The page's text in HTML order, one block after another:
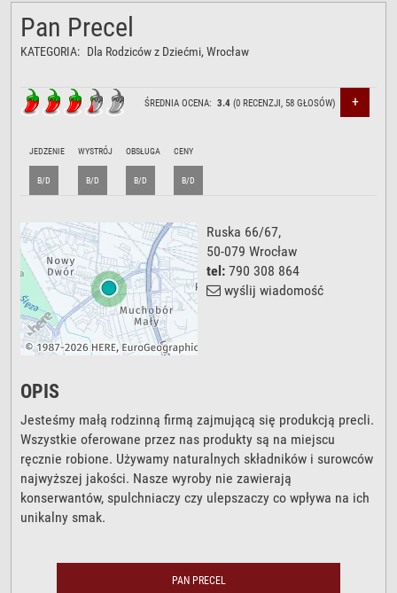
Pan Precel
KATEGORIA: Dla Rodziców z Dziećmi, Wrocław
ŚREDNIA OCENA:3.4 (0 RECENZJI, 58 GŁOSÓW) +
JEDZENIE
B/D
WYSTRÓJ
B/D
OBSŁUGA
B/D
CENY
B/D
Ruska 66/67,
50-079 Wrocław
tel: 790 308 864
wyślij wiadomość
OPIS
Jesteśmy małą rodzinną firmą zajmującą się produkcją precli.
Wszystkie oferowane przez nas produkty są na miejscu
ręcznie robione. Używamy naturalnych składników i surowców
najwyższej jakości. Nasze wyroby nie zawierają
konserwantów, spulchniaczy czy ulepszaczy co wpływa na ich
unikalny smak.
PAN PRECEL